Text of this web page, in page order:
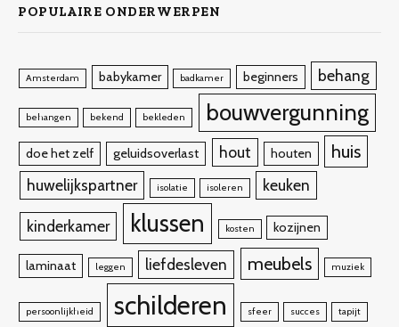
POPULAIRE ONDERWERPEN
Amsterdam babykamer badkamer beginners behang
behangen bekend bekleden bouwvergunning
doe het zelf geluidsoverlast hout houten huis
huwelijkspartner isolatie isoleren keuken
kinderkamer klussen kosten kozijnen
laminaat leggen liefdesleven meubels muziek
persoonlijkheid schilderen sfeer succes tapijt